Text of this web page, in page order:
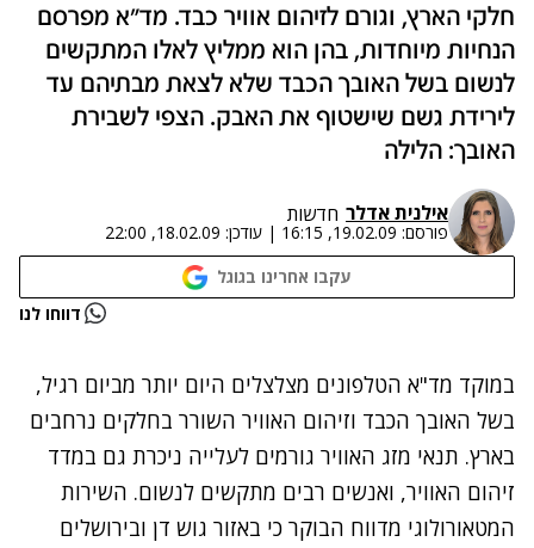
חלקי הארץ, וגורם לזיהום אוויר כבד. מד"א מפרסם
הנחיות מיוחדות, בהן הוא ממליץ לאלו המתקשים
לנשום בשל האובך הכבד שלא לצאת מבתיהם עד
לירידת גשם שישטוף את האבק. הצפי לשבירת
האובך: הלילה
אילנית אדלר חדשות
פורסם: 19.02.09, 16:15
| עודכן: 18.02.09, 22:00
עקבו אחרינו בגוגל
נתקלנו בבעיה דווחו לנו
במוקד מד"א הטלפונים מצלצלים היום יותר מביום רגיל,
בשל האובך הכבד וזיהום האוויר השורר בחלקים נרחבים
בארץ. תנאי מזג האוויר גורמים לעלייה ניכרת גם במדד
זיהום האוויר, ואנשים רבים מתקשים לנשום. השירות
המטאורולוגי מדווח הבוקר כי באזור גוש דן ובירושלים